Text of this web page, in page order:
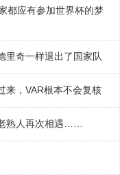
都应有参加世界杯的梦
里奇一样退出了国家队
来，VAR根本不会复核
熟人再次相遇……